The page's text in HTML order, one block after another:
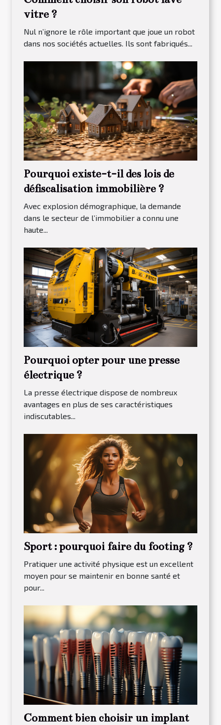
vitre ?
Nul n’ignore le rôle important que joue un robot
dans nos sociétés actuelles. Ils sont fabriqués...
Pourquoi existe-t-il des lois de
défiscalisation immobilière ?
Avec explosion démographique, la demande
dans le secteur de l’immobilier a connu une
haute...
Pourquoi opter pour une presse
électrique ?
La presse électrique dispose de nombreux
avantages en plus de ses caractéristiques
indiscutables...
Sport : pourquoi faire du footing ?
Pratiquer une activité physique est un excellent
moyen pour se maintenir en bonne santé et
pour...
Comment bien choisir un implant